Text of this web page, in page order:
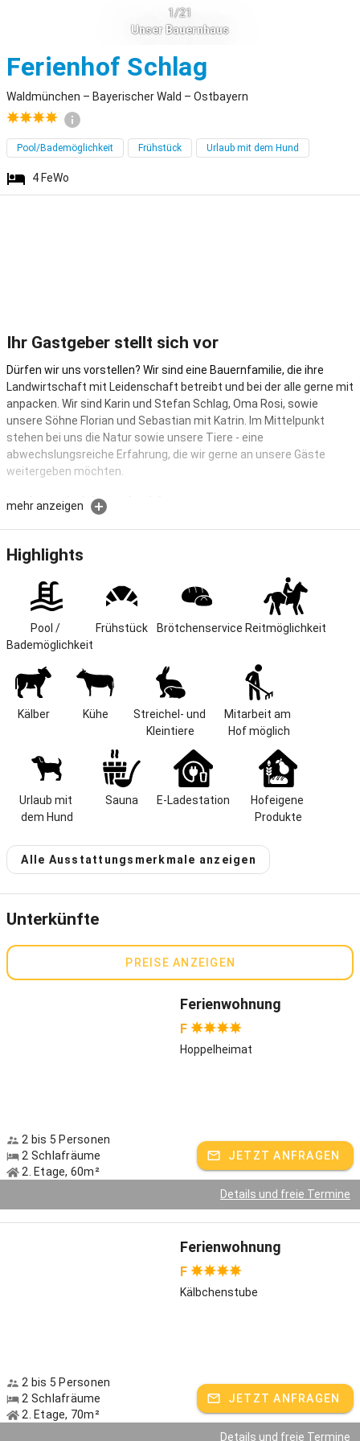
1/21
Unser Bauernhaus
Ferienhof Schlag
Waldmünchen – Bayerischer Wald – Ostbayern
Pool/Bademöglichkeit Frühstück Urlaub mit dem Hund
4 FeWo
Ihr Gastgeber stellt sich vor
Dürfen wir uns vorstellen? Wir sind eine Bauernfamilie, die ihre
Landwirtschaft mit Leidenschaft betreibt und bei der alle gerne mit
anpacken. Wir sind Karin und Stefan Schlag, Oma Rosi, sowie
unsere Söhne Florian und Sebastian mit Katrin. Im Mittelpunkt
stehen bei uns die Natur sowie unsere Tiere - eine
abwechslungsreiche Erfahrung, die wir gerne an unsere Gäste
weitergeben möchten.
Landwirtschaft hautnah erleben
Dahoam auf dem Bauernhof. Live dabei und mitten drin!
Lage & Größe
Unser schöner Ferienhof ist seit dem 16. Jahrhundert im Besitz der
Familie Schlag. Wir sind ein Vollerwerbsbetrieb mit Ackerbau und
Milchviehhaltung. Schon seit mehr als 35 Jahren sind wir
Gastgeber - unsere Senior-Chefin „Oma Rosi“, wie sie von allen
Wohlergehen unserer Feriengäste. Was uns besonders freut: viele
kommen nun schon in der zweiten Generation zu uns. Unser Hof
liegt im kleinen Dorf Hocha bei Waldmünchen, eingebettet in die
grüne Wiesen- und Waldlandschaft, nahe an der Grenze zu
„Gänseblümchen“ oder „Sommergarten“, sie sind unterschiedlich
groß, jede von ihnen haben wir individuell eingerichtet. In den
Wintermonaten sind vor allem die beiden Domizile „Kuschelherbst“
und „Wildrose“ besonders gefragt, weil sie jeweils über einen
miteinander befreundet sind und nutzen zum gemeinsamen
Frühstücken, Kochen oder Feiern das „Hofstüberl“ mit jede Menge
Platz.
gerade für Familien aus der Stadt ein reales Bild der heutigen
Landwirtschaft. Wir freuen uns über das Interesse der
oder beim Füttern teilnehmen. Die Kleinen lernen auf diese Weise,
welchen Weg die frische Milch von der Kuh im Stall bis zu ihrem
Frühstücks-Kakao nimmt. 140 Milchdamen plus Kälber zählt unser
Stall. Hinzu kommen drei Schafe, unsere beiden Alpacas Bruno und
ausprobieren. Was wir sonst noch anbieten:
fünf Kettcars
kontrastreichen Landschaft im Dreiwäldereck Bayerischer-,
Böhmischer- und Oberpfälzer Wald. Gerade Paare, die sich gerne
bewegen, können 625 Kilometer Wanderwege durch unberührte
Natur erkunden und Fahrradtouren unternehmen. EBike-Fahrer
mehr anzeigen
Highlights
Pool /
Bademöglichkeit
Frühstück Brötchenservice Reitmöglichkeit
Kälber Kühe
Streichel- und
Kleintiere
Mitarbeit am
Hof möglich
Urlaub mit
dem Hund
Sauna E-Ladestation
Hofeigene
Produkte
Alle Ausstattungsmerkmale anzeigen
Unterkünfte
PREISE ANZEIGEN
Ferienwohnung
F
Hoppelheimat
2 bis 5 Personen
2 Schlafräume
2. Etage, 60m²
JETZT ANFRAGEN
Details und freie Termine
Ferienwohnung
F
Kälbchenstube
2 bis 5 Personen
2 Schlafräume
2. Etage, 70m²
JETZT ANFRAGEN
Details und freie Termine